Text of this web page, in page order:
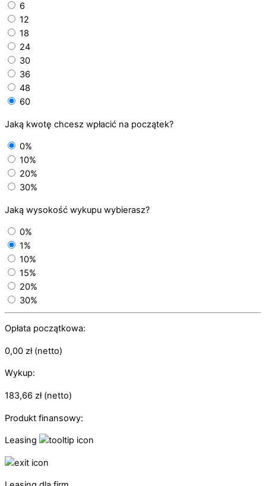
6
12
18
24
30
36
48
60
Jaką kwotę chcesz wpłacić na początek?
0%
10%
20%
30%
Jaką wysokość wykupu wybierasz?
0%
1%
10%
15%
20%
30%
Opłata początkowa:
0,00 zł(netto)
Wykup:
183,66 zł(netto)
Produkt finansowy:
Leasing